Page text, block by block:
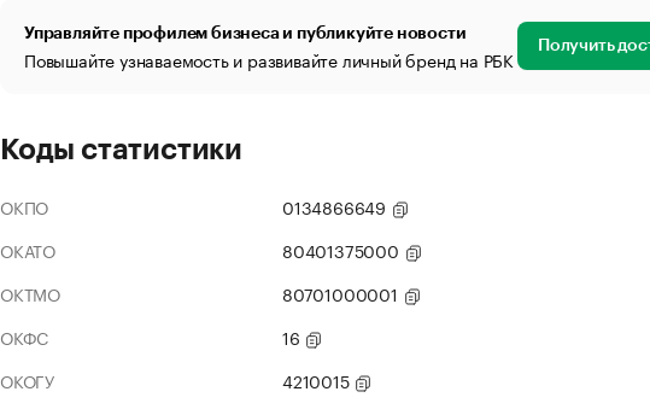
Управляйте профилем бизнеса и публикуйте новости
Повышайте узнаваемость и развивайте личный бренд на РБК Получить
Коды статистики
ОКПО
0134866649
ОКАТО
80401375000
ОКТМО
80701000001
ОКФС
16
ОКОГУ
4210015